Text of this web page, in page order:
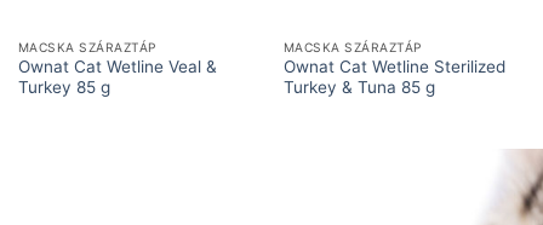
MACSKA SZÁRAZTÁP
Ownat Cat Wetline Veal &
Turkey 85 g
MACSKA SZÁRAZTÁP
Ownat Cat Wetline Sterilized
Turkey & Tuna 85 g